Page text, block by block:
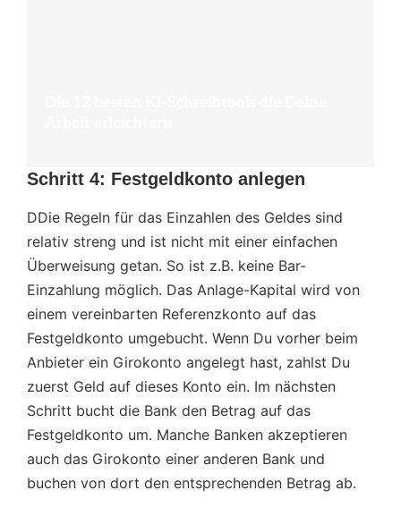
Schritt 4: Festgeldkonto anlegen
DDie Regeln für das Einzahlen des Geldes sind
relativ streng und ist nicht mit einer einfachen
Überweisung getan. So ist z.B. keine Bar-
Einzahlung möglich. Das Anlage-Kapital wird von
einem vereinbarten Referenzkonto auf das
Festgeldkonto umgebucht. Wenn Du vorher beim
Anbieter ein Girokonto angelegt hast, zahlst Du
zuerst Geld auf dieses Konto ein. Im nächsten
Schritt bucht die Bank den Betrag auf das
Festgeldkonto um. Manche Banken akzeptieren
auch das Girokonto einer anderen Bank und
buchen von dort den entsprechenden Betrag ab.